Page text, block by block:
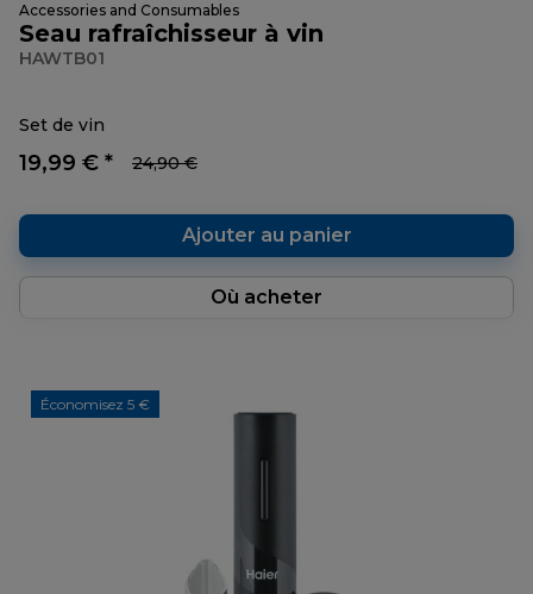
Accessories and Consumables
Seau rafraîchisseur à vin
HAWTB01
Set de vin
19,99 € * 24,90 €
Ajouter au panier
Où acheter
Économisez 5 €